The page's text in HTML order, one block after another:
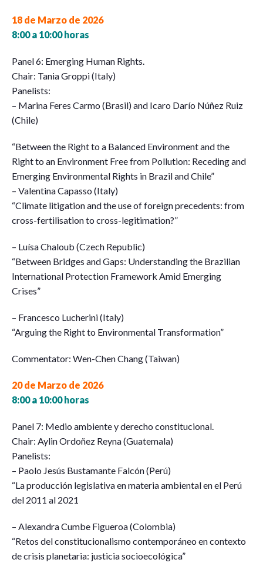
18 de Marzo de 2026
8:00 a 10:00 horas
Panel 6: Emerging Human Rights.
Chair: Tania Groppi (Italy)
Panelists:
– Marina Feres Carmo (Brasil) and Icaro Darío Núñez Ruiz
(Chile)
“Between the Right to a Balanced Environment and the
Right to an Environment Free from Pollution: Receding and
Emerging Environmental Rights in Brazil and Chile”
– Valentina Capasso (Italy)
“Climate litigation and the use of foreign precedents: from
cross-fertilisation to cross-legitimation?”
– Luísa Chaloub (Czech Republic)
“Between Bridges and Gaps: Understanding the Brazilian
International Protection Framework Amid Emerging
Crises”
– Francesco Lucherini (Italy)
“Arguing the Right to Environmental Transformation”
Commentator: Wen-Chen Chang (Taiwan)
20 de Marzo de 2026
8:00 a 10:00 horas
Panel 7: Medio ambiente y derecho constitucional.
Chair: Aylin Ordoñez Reyna (Guatemala)
Panelists:
– Paolo Jesús Bustamante Falcón (Perú)
“La producción legislativa en materia ambiental en el Perú
del 2011 al 2021
– Alexandra Cumbe Figueroa (Colombia)
“Retos del constitucionalismo contemporáneo en contexto
de crisis planetaria: justicia socioecológica”